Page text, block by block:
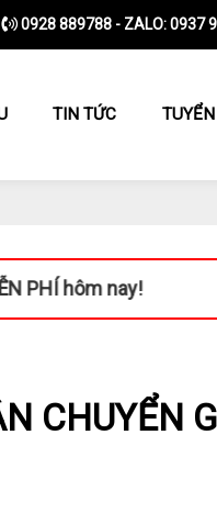
0928 889788 - ZALO: 0937
TIN TỨC
nay!
CHUYỂN